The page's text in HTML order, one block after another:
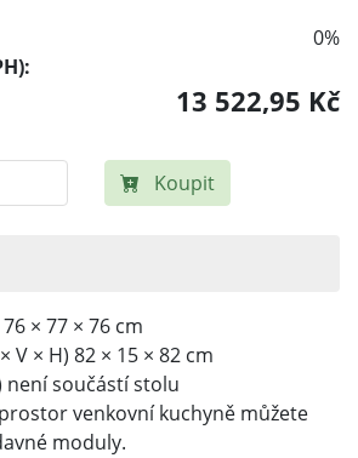
0%
13 522,95 Kč
Koupit
× 77 × 76 cm
V × H) 82 × 15 × 82 cm
není součástí stolu
venkovní kuchyně můžete
moduly.